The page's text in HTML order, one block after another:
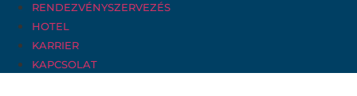
RENDEZVÉNYSZERVEZÉS
HOTEL
KARRIER
KAPCSOLAT